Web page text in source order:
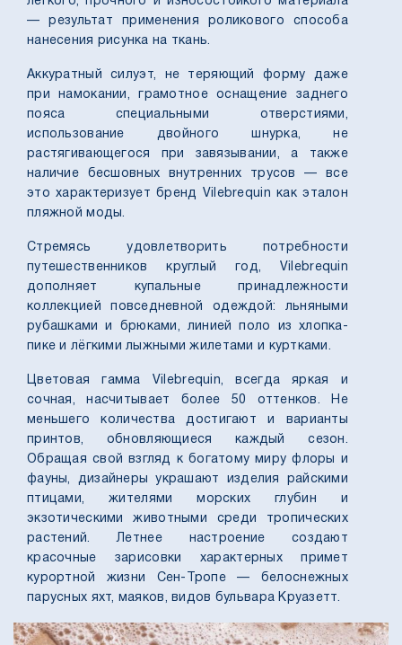
— результат применения роликового способа
нанесения рисунка на ткань.
Аккуратный силуэт, не теряющий форму даже
при намокании, грамотное оснащение заднего
пояса специальными отверстиями,
использование двойного шнурка, не
растягивающегося при завязывании, а также
наличие бесшовных внутренних трусов — все
это характеризует бренд Vilebrequin как эталон
пляжной моды.
Стремясь удовлетворить потребности
путешественников круглый год, Vilebrequin
дополняет купальные принадлежности
коллекцией повседневной одеждой: льняными
рубашками и брюками, линией поло из хлопка-
пике и лёгкими лыжными жилетами и куртками.
Цветовая гамма Vilebrequin, всегда яркая и
сочная, насчитывает более 50 оттенков. Не
меньшего количества достигают и варианты
принтов, обновляющиеся каждый сезон.
Обращая свой взгляд к богатому миру флоры и
фауны, дизайнеры украшают изделия райскими
птицами, жителями морских глубин и
экзотическими животными среди тропических
растений. Летнее настроение создают
красочные зарисовки характерных примет
курортной жизни Сен-Тропе — белоснежных
парусных яхт, маяков, видов бульвара Круазетт.